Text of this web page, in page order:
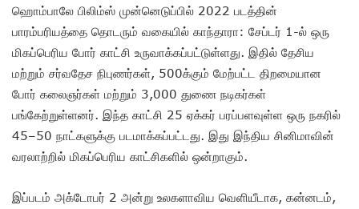
ஹொம்பாலே பிலிம்ஸ் முன்னெடுப்பில் 2022 படத்தின்
பாரம்பரியத்தை தொடரும் வகையில் காந்தாரா: சேப்டர் 1-ல் ஒரு
மிகப்பெரிய போர் காட்சி உருவாக்கப்பட்டுள்ளது. இதில் தேசிய
மற்றும் சர்வதேச நிபுணர்கள், 500க்கும் மேற்பட்ட திறமையான
போர் கலைஞர்கள் மற்றும் 3,000 துணை நடிகர்கள்
பங்கேற்றுள்ளனர். இந்த காட்சி 25 ஏக்கர் பரப்பளவுள்ள ஒரு நகரில்
45–50 நாட்களுக்கு படமாக்கப்பட்டது. இது இந்திய சினிமாவின்
வரலாற்றில் மிகப்பெரிய காட்சிகளில் ஒன்றாகும்.
இப்படம் அக்டோபர் 2 அன்று உலகளாவிய வெளியீடாக, கன்னடம்,